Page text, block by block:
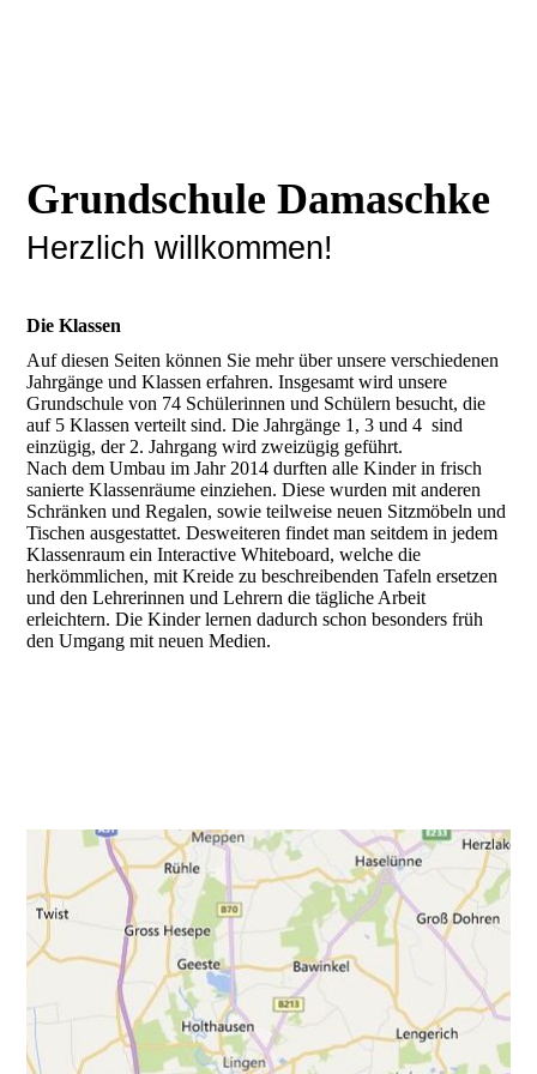
Grundschule Damaschke
Herzlich willkommen!
Die Klassen
Auf diesen Seiten können Sie mehr über unsere verschiedenen
Jahrgänge und Klassen erfahren. Insgesamt wird unsere
Grundschule von 74 Schülerinnen und Schülern besucht, die
auf 5 Klassen verteilt sind. Die Jahrgänge 1, 3 und 4 sind
einzügig, der 2. Jahrgang wird zweizügig geführt.
Nach dem Umbau im Jahr 2014 durften alle Kinder in frisch
sanierte Klassenräume einziehen. Diese wurden mit anderen
Schränken und Regalen, sowie teilweise neuen Sitzmöbeln und
Tischen ausgestattet. Desweiteren findet man seitdem in jedem
Klassenraum ein Interactive Whiteboard, welche die
herkömmlichen, mit Kreide zu beschreibenden Tafeln ersetzen
und den Lehrerinnen und Lehrern die tägliche Arbeit
erleichtern. Die Kinder lernen dadurch schon besonders früh
den Umgang mit neuen Medien.